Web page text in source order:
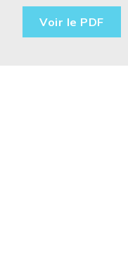
Voir le PDF